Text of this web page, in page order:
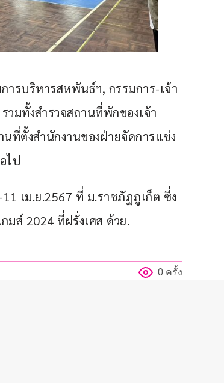
รบริหารสหพันธ์ฯ, กรรมการ-เจ้า
มทั้งสำรวจสถานที่พักของเจ้า
ที่ตั้งสำนักงานของฝ่ายจัดการแข่ง
ไป
เม.ย.2567 ที่ ม.ราชภัฏภูเก็ต ซึ่ง
มส์ 2024 ที่ฝรั่งเศส ด้วย.
0 ครั้ง